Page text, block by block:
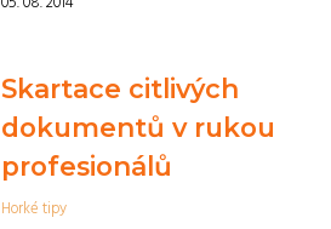
Skartace citlivých
dokumentů v rukou
profesionálů
Horké tipy